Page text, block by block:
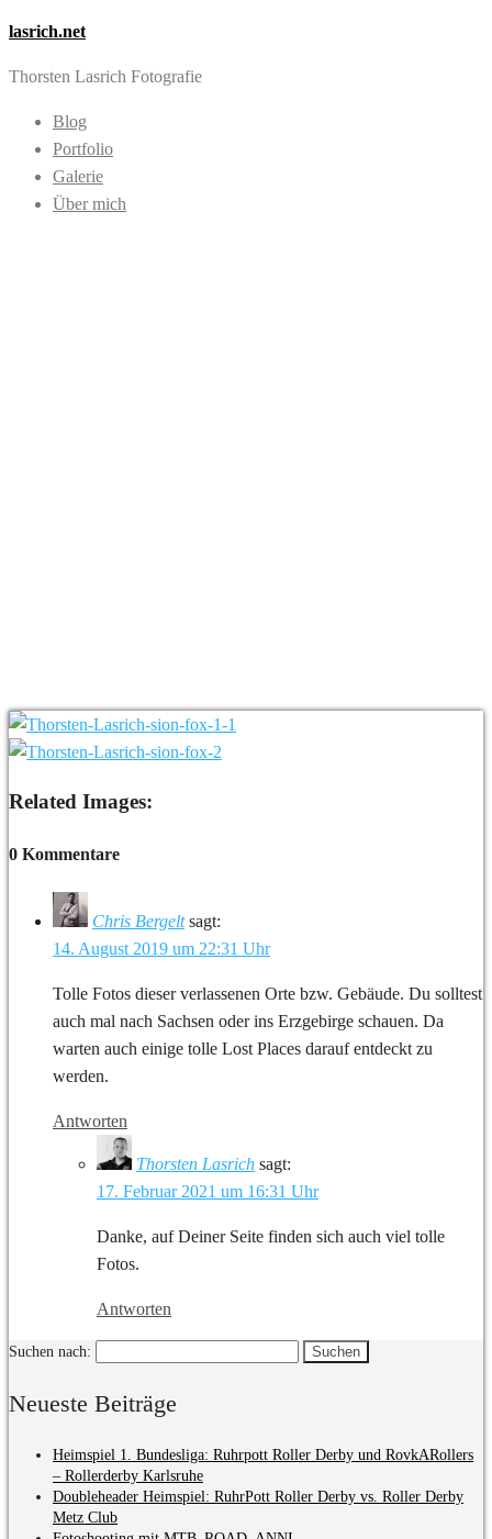
lasrich.net
Thorsten Lasrich Fotografie
Blog
Portfolio
Galerie
Über mich
Related Images:
0 Kommentare
Chris Bergelt sagt:
14. August 2019 um 22:31 Uhr
Tolle Fotos dieser verlassenen Orte bzw. Gebäude. Du solltest
auch mal nach Sachsen oder ins Erzgebirge schauen. Da
warten auch einige tolle Lost Places darauf entdeckt zu
werden.
Antworten
Thorsten Lasrich sagt:
17. Februar 2021 um 16:31 Uhr
Danke, auf Deiner Seite finden sich auch viel tolle
Fotos.
Antworten
Suchen nach:
Neueste Beiträge
Heimspiel 1. Bundesliga: Ruhrpott Roller Derby und RovkARollers
– Rollerderby Karlsruhe
Doubleheader Heimspiel: RuhrPott Roller Derby vs. Roller Derby
Metz Club